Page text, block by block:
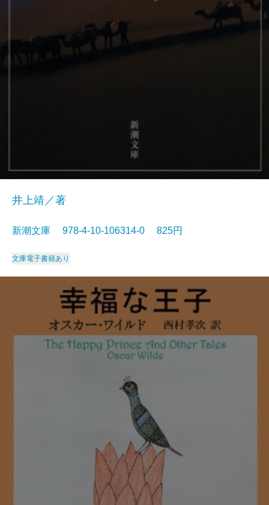
井上靖／著
新潮文庫 978-4-10-106314-0 825円
文庫電子書籍あり